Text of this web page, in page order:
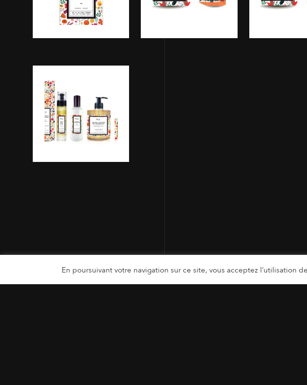
En poursuivant votre navigation sur ce site, vous acceptez l’utilisation